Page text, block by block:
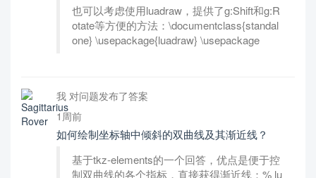
也可以考虑使用luadraw，提供了g:Shift和g:R
otate等方便的方法：\documentclass{standal
one} \usepackage{luadraw} \usepackage
我 对问题发布了答案
1周前
如何绘制坐标轴中倾斜的双曲线及其渐近线？
基于tkz-elements的一个回答，优点是便于控
制双曲线的各个指标，直接获得渐近线：% lu